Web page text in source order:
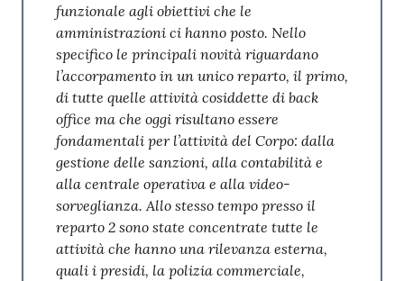
funzionale agli obiettivi che le
amministrazioni ci hanno posto. Nello
specifico le principali novità riguardano
l’accorpamento in un unico reparto, il primo,
di tutte quelle attività cosiddette di back
office ma che oggi risultano essere
fondamentali per l’attività del Corpo: dalla
gestione delle sanzioni, alla contabilità e
alla centrale operativa e alla video-
sorveglianza. Allo stesso tempo presso il
reparto 2 sono state concentrate tutte le
attività che hanno una rilevanza esterna,
quali i presidi, la polizia commerciale,